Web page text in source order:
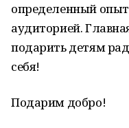
определенный
аудиторией.
подарить детям
себя!
Подарим добро!